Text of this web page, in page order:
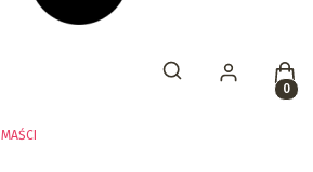
Otwórz
MAŚCI